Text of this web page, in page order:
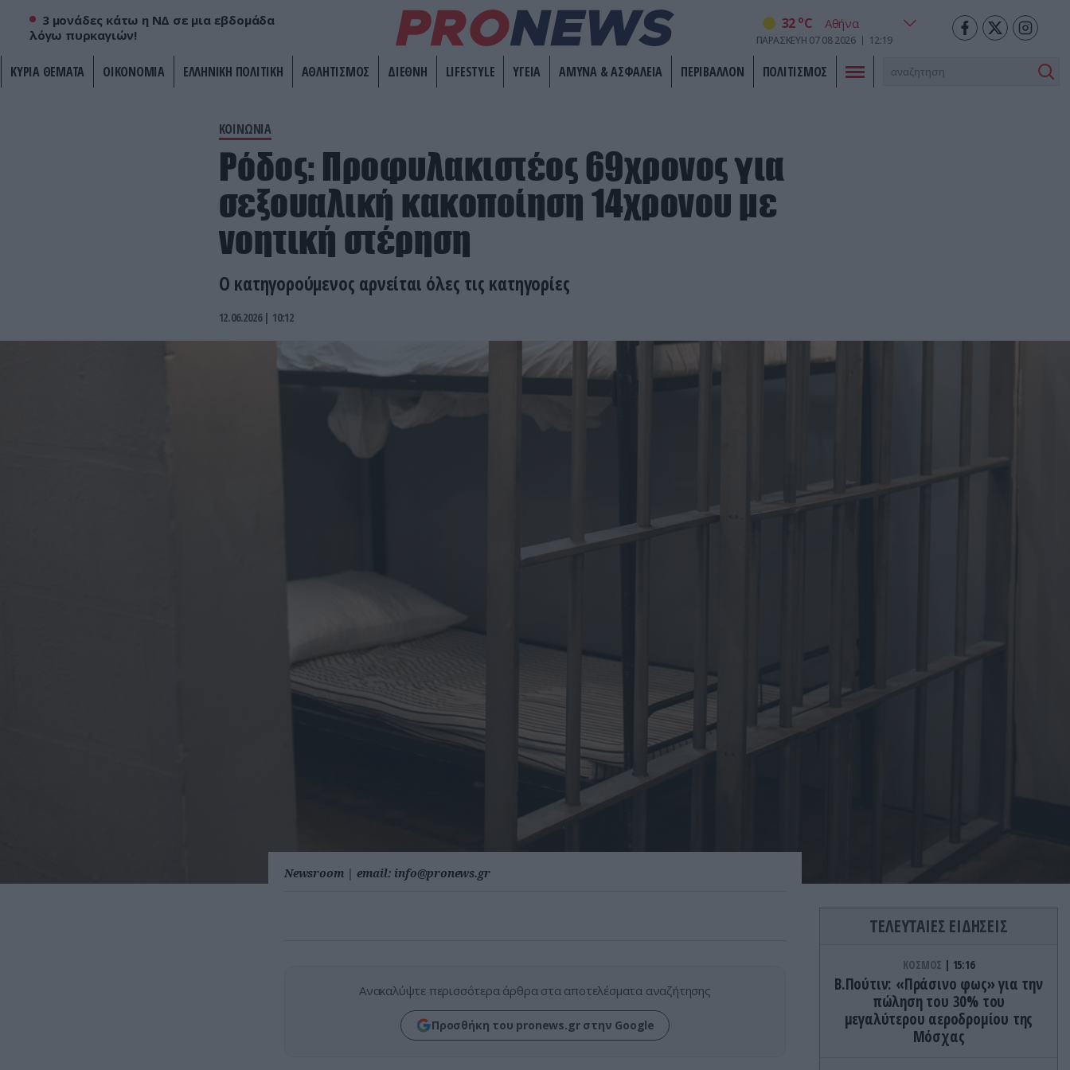
3 μονάδες κάτω η ΝΔ σε μια εβδομάδα
λόγω πυρκαγιών!
32 oC
ΠΑΡΑΣΚΕΥΗ 07 08 2026 12:19
ΚΥΡΙΑ ΘΕΜΑΤΑ ΟΙΚΟΝΟΜΙΑ ΕΛΛΗΝΙΚΗ ΠΟΛΙΤΙΚΗ ΑΘΛΗΤΙΣΜΟΣ ΔΙΕΘΝΗ LIFESTYLE ΥΓΕΙΑ ΑΜΥΝΑ & ΑΣΦΑΛΕΙΑ ΠΕΡΙΒΑΛΛΟΝ ΠΟΛΙΤΙΣΜΟΣ
ΚΟΙΝΩΝΙΑ
Ρόδος: Προφυλακιστέος 69χρονος για
σεξουαλική κακοποίηση 14χρονου με
νοητική στέρηση
Ο κατηγορούμενος αρνείται όλες τις κατηγορίες
12.06.2026 | 10:12
Newsroom | email: info@pronews.gr
Ανακαλύψτε περισσότερα άρθρα στα αποτελέσματα αναζήτησης
Προσθήκη του pronews.gr στην Google
ΤΕΛΕΥΤΑΙΕΣ ΕΙΔΗΣΕΙΣ
ΚΟΣΜΟΣ 15:16
Β.Πούτιν: «Πράσινο φως» για την
πώληση του 30% του
μεγαλύτερου αεροδρομίου της
Μόσχας